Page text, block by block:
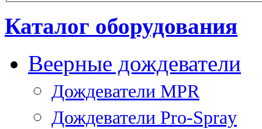
Каталог оборудования
Веерные дождеватели
Дождеватели MPR
Дождеватели Pro-Spray